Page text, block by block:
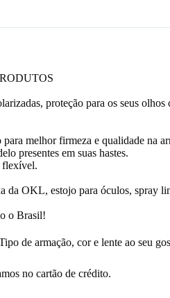
proteção para os seus
melhor firmeza e qualidade na
presentes em suas hastes.
flexível.
da OKL, estojo para óculos, spray
o Brasil!
de armação, cor e lente ao seu
no cartão de crédito.